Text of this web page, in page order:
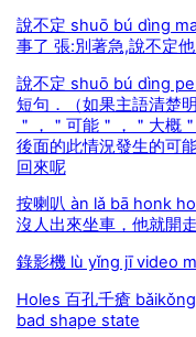
說不定 shuō bú dìng
事了 張:別著急,說不定
說不定 shuō bú dìng
短句．（如果主語清楚
＂，＂可能＂，＂大概
後面的此情況發生的可
回來呢
按喇叭 àn lǎ bā honk
沒人出來坐車，他就開
錄影機 lù yǐng jī video
Holes 百孔千瘡
bad shape state